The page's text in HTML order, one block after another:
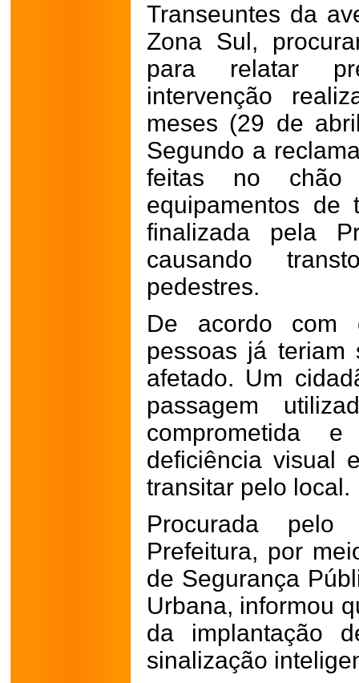
Transeuntes da
Zona Sul,
para relatar
intervenção
meses (29 de
Segundo a
feitas no chão
equipamentos de
finalizada pela
causando
pedestres.
De acordo com
pessoas já teriam
afetado. Um
passagem
comprometida
deficiência visual
transitar pelo local.
Procurada
Prefeitura, por
de Segurança
Urbana, informou
da implantação
sinalização